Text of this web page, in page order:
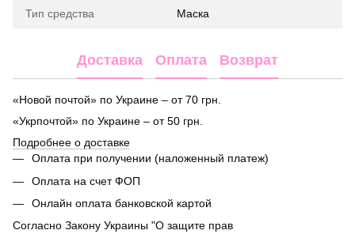
Тип средства Маска
Доставка Оплата Возврат
«Новой почтой» по Украине – от 70 грн.
«Укрпочтой» по Украине – от 50 грн.
Подробнее о доставке
Оплата при получении (наложенный платеж)
Оплата на счет ФОП
Онлайн оплата банковской картой
Согласно Закону Украины "О защите прав